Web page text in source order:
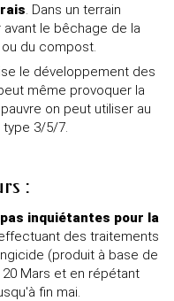
. Dans un terrain
le bêchage de la
du compost.
le développement des
même provoquer la
on peut utiliser au
type 3/5/7.
:
inquiétantes pour la
des traitements
(produit à base de
Mars et en répétant
fin mai.